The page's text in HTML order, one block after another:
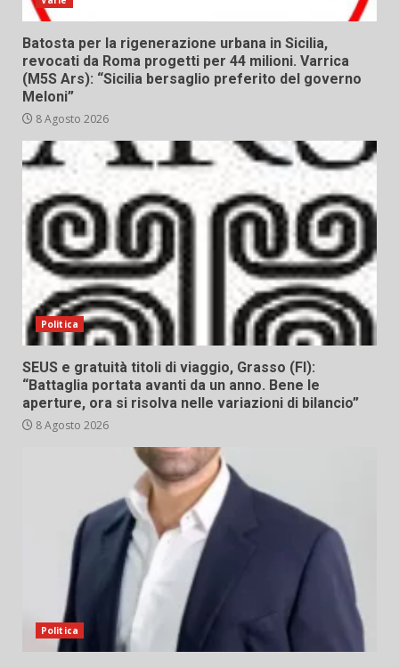
Batosta per la rigenerazione urbana in Sicilia,
revocati da Roma progetti per 44 milioni. Varrica
(M5S Ars): “Sicilia bersaglio preferito del governo
Meloni”
8 Agosto 2026
Politica
SEUS e gratuità titoli di viaggio, Grasso (FI):
“Battaglia portata avanti da un anno. Bene le
aperture, ora si risolva nelle variazioni di bilancio”
8 Agosto 2026
Politica